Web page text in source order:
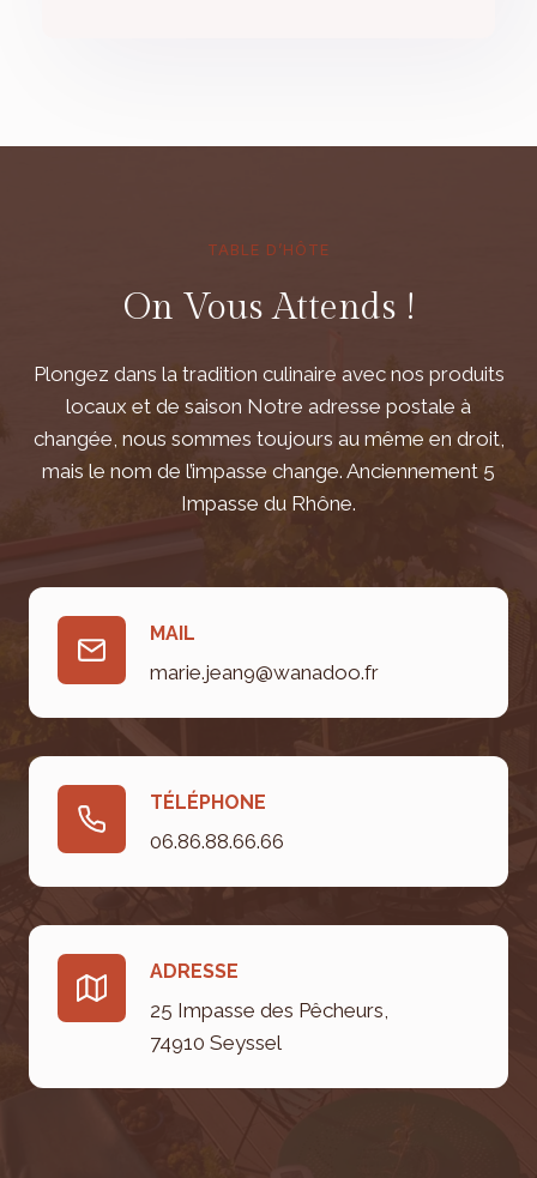
TABLE D’HÔTE
On Vous Attends !
Plongez dans la tradition culinaire avec nos produits
locaux et de saison Notre adresse postale à
changée, nous sommes toujours au même en droit,
mais le nom de l’impasse change. Anciennement 5
Impasse du Rhône.
MAIL
marie.jean9@wanadoo.fr
TÉLÉPHONE
06.86.88.66.66
ADRESSE
25 Impasse des Pêcheurs,
74910 Seyssel